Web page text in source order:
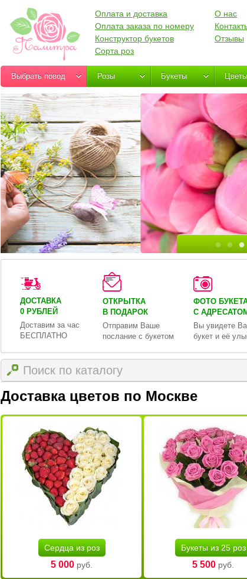
Оплата и доставка
Оплата заказа по номеру
Конструктор букетов
Сорта роз
О нас
Отзывы
Выбрать повод Розы Букеты
ДОСТАВКА
0 РУБЛЕЙ
Доставим за час
БЕСПЛАТНО
ОТКРЫТКА
В ПОДАРОК
Отправим Ваше
послание с букетом
ФОТО
С
Вы увидете
букет и её
Доставка цветов по Москве
Сердца из роз
5 000 руб.
Букеты из 25 роз
5 500 руб.